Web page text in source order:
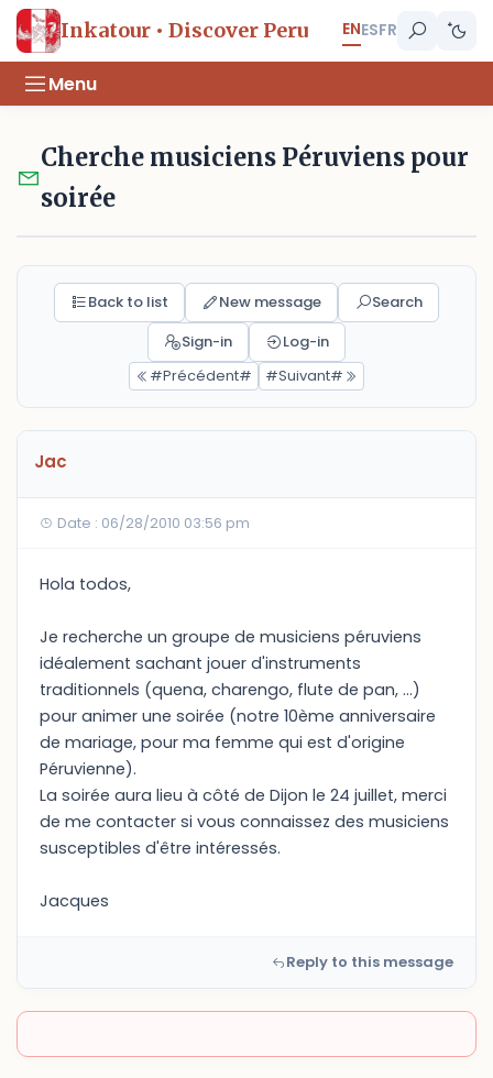
Inkatour • Discover Peru ENESFR
Menu
Cherche musiciens Péruviens pour
soirée
Back to list New message
Search
Sign-in
Log-in
#Précédent#
#Suivant#
Jac
Date : 06/28/2010 03:56 pm
Hola todos,
Je recherche un groupe de musiciens péruviens
idéalement sachant jouer d'instruments
traditionnels (quena, charengo, flute de pan, ...)
pour animer une soirée (notre 10ème anniversaire
de mariage, pour ma femme qui est d'origine
Péruvienne).
La soirée aura lieu à côté de Dijon le 24 juillet, merci
de me contacter si vous connaissez des musiciens
susceptibles d'être intéressés.
Jacques
Reply to this message